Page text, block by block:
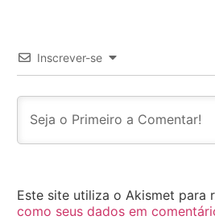
Inscrever-se
Este site utiliza o Akismet para
como seus dados em